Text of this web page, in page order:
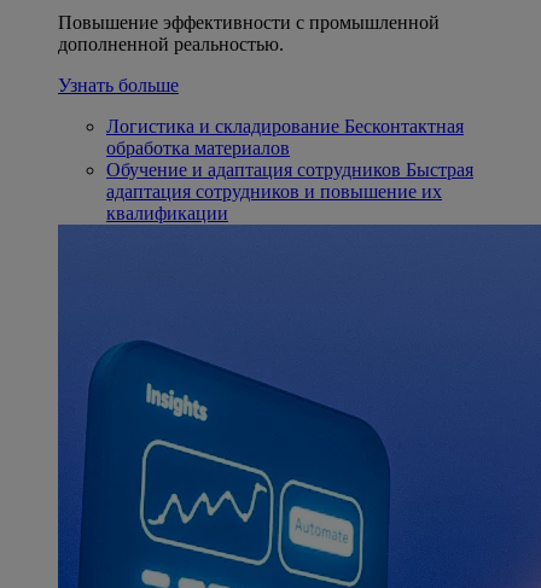
Повышение эффективности с промышленной
дополненной реальностью.
Узнать больше
Логистика и складирование Бесконтактная
обработка материалов
Обучение и адаптация сотрудников Быстрая
адаптация сотрудников и повышение их
квалификации